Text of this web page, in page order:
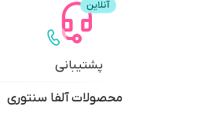
پشتیبانی
محصولاتآلفا سنتوری